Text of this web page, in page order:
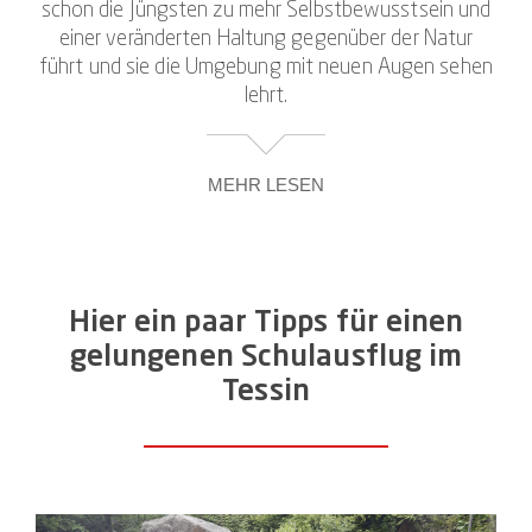
gesehen und erlebt habt.
schon die Jüngsten zu mehr Selbstbewusstsein und
einer veränderten Haltung gegenüber der Natur
führt und sie die Umgebung mit neuen Augen sehen
lehrt.
MEHR LESEN
Schülerinnen zu den Elementen und zu den
elementaren Kräften in sich selbst zu fördern. Dabei
hat jeder und jede die Möglichkeit, an den
Landschaft und lockeren Atmosphäre stattfindet,
Hier ein paar Tipps für einen
gelungenen Schulausflug im
Tessin